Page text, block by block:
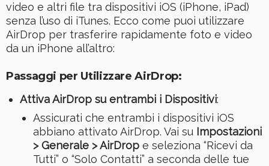
video e altri file tra dispositivi iOS (iPhone, iPad)
senza l’uso di iTunes. Ecco come puoi utilizzare
AirDrop per trasferire rapidamente foto e video
da un iPhone all’altro:
Passaggi per Utilizzare AirDrop:
Attiva AirDrop su entrambi i Dispositivi:
Assicurati che entrambi i dispositivi iOS
abbiano attivato AirDrop. Vai su Impostazioni
> Generale > AirDrop e seleziona “Ricevi da
Tutti” o “Solo Contatti” a seconda delle tue